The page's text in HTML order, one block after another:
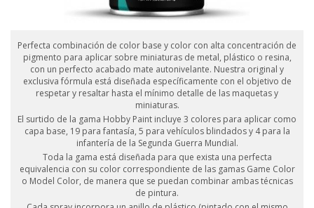
Perfecta combinación de color base y color con alta concentración de
pigmento para aplicar sobre miniaturas de metal, plástico o resina,
con un perfecto acabado mate autonivelante. Nuestra original y
exclusiva fórmula está diseñada específicamente con el objetivo de
respetar y resaltar hasta el mínimo detalle de las maquetas y
miniaturas.
El surtido de la gama Hobby Paint incluye 3 colores para aplicar como
capa base, 19 para fantasía, 5 para vehículos blindados y 4 para la
infantería de la Segunda Guerra Mundial.
Toda la gama está diseñada para que exista una perfecta
equivalencia con su color correspondiente de las gamas Game Color
o Model Color, de manera que se puedan combinar ambas técnicas
de pintura.